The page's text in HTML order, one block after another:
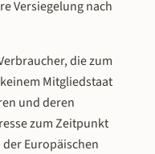
Versiegelung nach
die zum
Mitgliedstaat
und deren
zum Zeitpunkt
Europäischen